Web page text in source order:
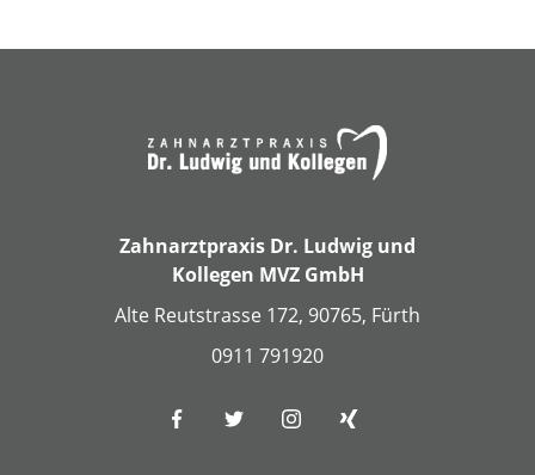
Zahnarztpraxis Dr. Ludwig und
Kollegen MVZ GmbH
Alte Reutstrasse 172, 90765, Fürth
0911 791920